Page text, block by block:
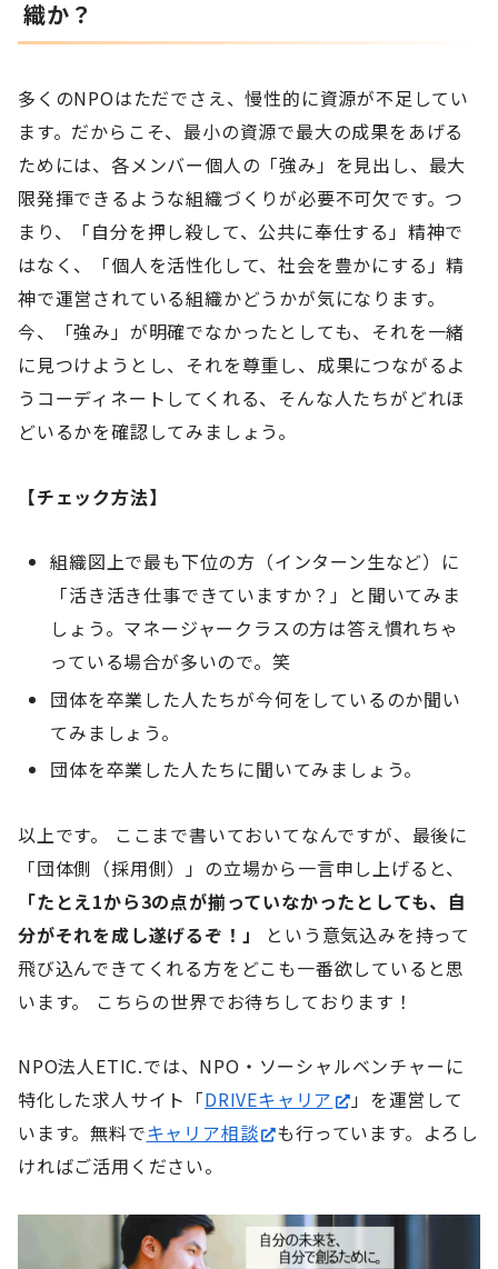
織か？
多くのNPOはただでさえ、慢性的に資源が不足してい
ます。だからこそ、最小の資源で最大の成果をあげる
ためには、各メンバー個人の「強み」を見出し、最大
限発揮できるような組織づくりが必要不可欠です。つ
まり、「自分を押し殺して、公共に奉仕する」精神で
はなく、「個人を活性化して、社会を豊かにする」精
神で運営されている組織かどうかが気になります。
今、「強み」が明確でなかったとしても、それを一緒
に見つけようとし、それを尊重し、成果につながるよ
うコーディネートしてくれる、そんな人たちがどれほ
どいるかを確認してみましょう。
【チェック方法】
組織図上で最も下位の方（インターン生など）に
「活き活き仕事できていますか？」と聞いてみま
しょう。マネージャークラスの方は答え慣れちゃ
っている場合が多いので。笑
団体を卒業した人たちが今何をしているのか聞い
てみましょう。
団体を卒業した人たちに聞いてみましょう。
以上です。 ここまで書いておいてなんですが、最後に
「団体側（採用側）」の立場から一言申し上げると、
「たとえ1から3の点が揃っていなかったとしても、自
分がそれを成し遂げるぞ！」
という意気込みを持って
飛び込んできてくれる方をどこも一番欲していると思
います。 こちらの世界でお待ちしております！
NPO法人ETIC.では、NPO・ソーシャルベンチャーに
特化した求人サイト「DRIVEキャリア
」を運営して
います。無料でキャリア相談
も行っています。よろし
ければご活用ください。